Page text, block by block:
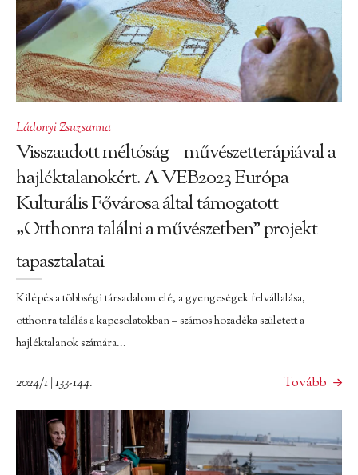
Ládonyi Zsuzsanna
Visszaadott méltóság – művészetterápiával a
hajléktalanokért. A VEB2023 Európa
Kulturális Fővárosa által támogatott
„Otthonra találni a művészetben” projekt
tapasztalatai
Kilépés a többségi társadalom elé, a gyengeségek felvállalása,
otthonra találás a kapcsolatokban – számos hozadéka született a
hajléktalanok számára...
2024/1 | 133-144. Tovább